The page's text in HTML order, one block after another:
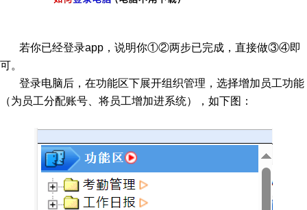
若你已经登录app，说明你①②两步已完成，直接做③④即
可。
登录电脑后，在功能区下展开组织管理，选择增加员工功能
（为员工分配账号、将员工增加进系统），如下图：